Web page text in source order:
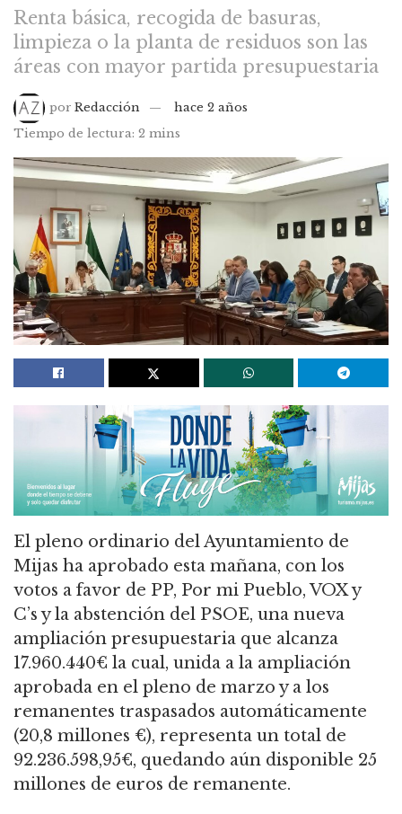
Renta básica, recogida de basuras,
limpieza o la planta de residuos son las
áreas con mayor partida presupuestaria
por Redacción
hace 2 años
Tiempo de lectura: 2 mins
El pleno ordinario del Ayuntamiento de
Mijas ha aprobado esta mañana, con los
votos a favor de PP, Por mi Pueblo, VOX y
C’s y la abstención del PSOE, una nueva
ampliación presupuestaria que alcanza
17.960.440€ la cual, unida a la ampliación
aprobada en el pleno de marzo y a los
remanentes traspasados automáticamente
(20,8 millones €), representa un total de
92.236.598,95€, quedando aún disponible 25
millones de euros de remanente.